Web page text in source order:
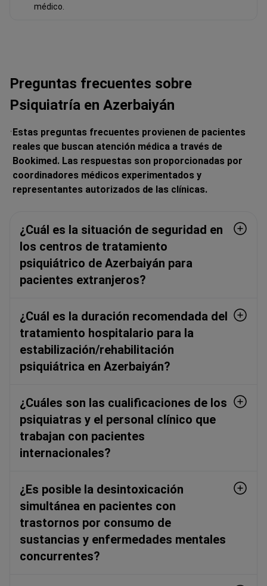
médico.
Preguntas frecuentes sobre
Psiquiatría en Azerbaiyán
Estas preguntas frecuentes provienen de pacientes
reales que buscan atención médica a través de
Bookimed. Las respuestas son proporcionadas por
coordinadores médicos experimentados y
representantes autorizados de las clínicas.
¿Cuál es la situación de seguridad en
los centros de tratamiento
psiquiátrico de Azerbaiyán para
pacientes extranjeros?
¿Cuál es la duración recomendada del
tratamiento hospitalario para la
estabilización/rehabilitación
psiquiátrica en Azerbaiyán?
¿Cuáles son las cualificaciones de los
psiquiatras y el personal clínico que
trabajan con pacientes
internacionales?
¿Es posible la desintoxicación
simultánea en pacientes con
trastornos por consumo de
sustancias y enfermedades mentales
concurrentes?